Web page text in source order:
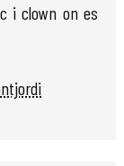
i clown on es